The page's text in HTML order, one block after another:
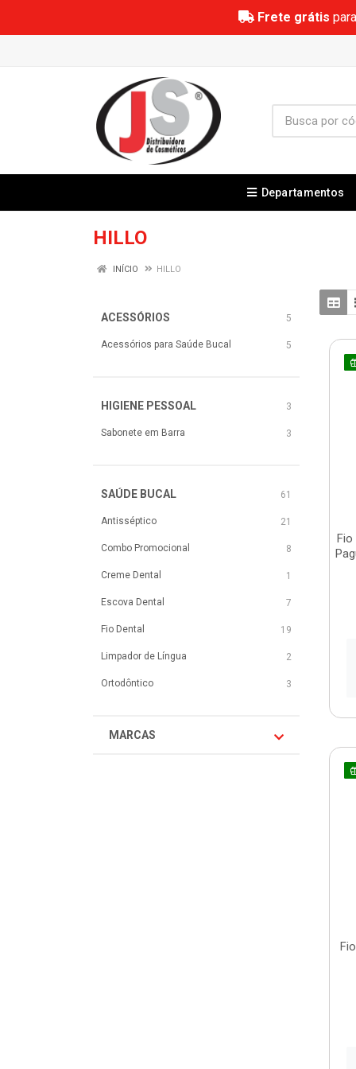
Frete grátis
Departamentos
HILLO
INÍCIO HILLO
ACESSÓRIOS 5
Acessórios para Saúde Bucal 5
HIGIENE PESSOAL 3
Sabonete em Barra 3
SAÚDE BUCAL 61
Antisséptico 21
Combo Promocional 8
Creme Dental 1
Escova Dental 7
Fio Dental 19
Limpador de Língua 2
Ortodôntico 3
MARCAS
Fio